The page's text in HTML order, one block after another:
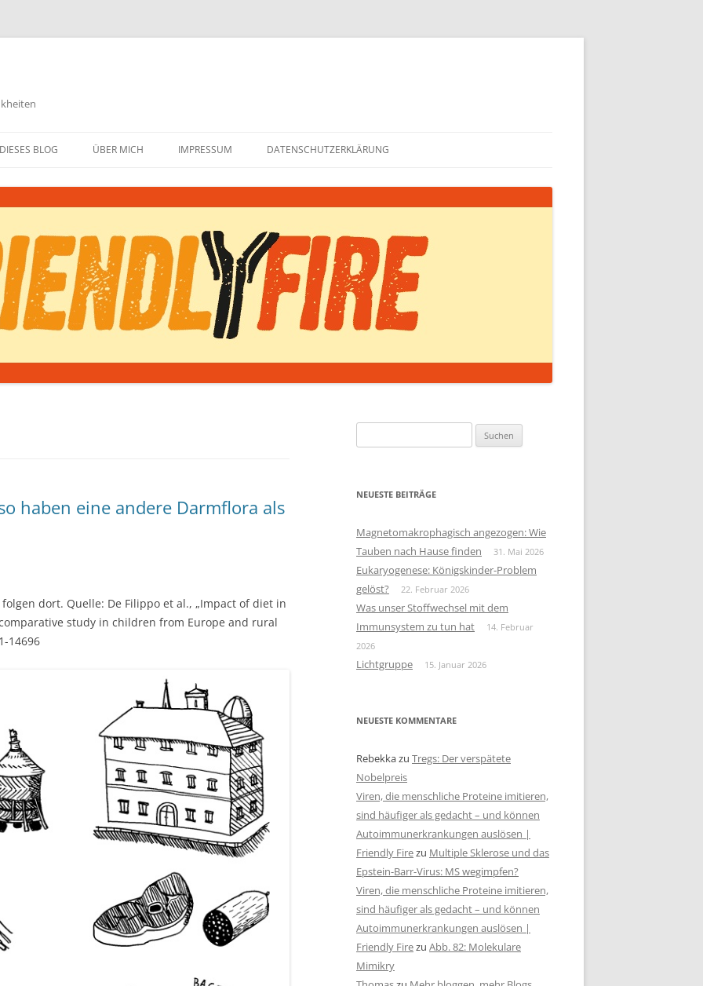
BLOG ÜBER MICH IMPRESSUM DATENSCHUTZERKLÄRUNG
haben eine andere Darmflora als
dort. Quelle: De Filippo et al., „Impact of diet in
study in children from Europe and rural
14696
nach:
NEUESTE BEITRÄGE
Magnetomakrophagisch angezogen: Wie
Tauben nach Hause finden
31. Mai 2026
Eukaryogenese: Königskinder-Problem
gelöst?
22. Februar 2026
Was unser Stoffwechsel mit dem
Immunsystem zu tun hat
14. Februar
2026
Lichtgruppe 15. Januar 2026
NEUESTE KOMMENTARE
Rebekkazu Tregs: Der verspätete
Nobelpreis
Viren, die menschliche Proteine imitieren,
sind häufiger als gedacht – und können
Autoimmunerkrankungen auslösen |
Friendly Firezu Multiple Sklerose und das
Epstein-Barr-Virus: MS wegimpfen?
Viren, die menschliche Proteine imitieren,
sind häufiger als gedacht – und können
Autoimmunerkrankungen auslösen |
Friendly Firezu Abb. 82: Molekulare
Mimikry